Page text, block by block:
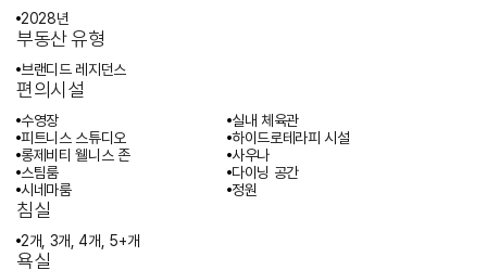
2028년
부동산 유형
브랜디드 레지던스
편의시설
수영장
실내 체육관
피트니스 스튜디오
하이드로테라피 시설
롱제비티 웰니스 존
사우나
스팀룸
다이닝 공간
시네마룸
정원
침실
2개, 3개, 4개, 5+개
욕실